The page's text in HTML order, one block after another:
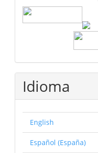
Idioma
English
Español (España)